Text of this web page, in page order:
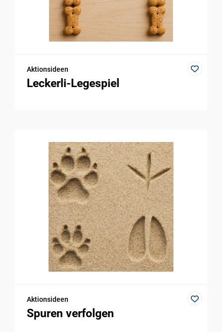
Aktionsideen
Leckerli-Legespiel
Aktionsideen
Spuren verfolgen